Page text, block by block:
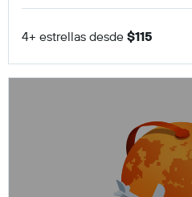
4+ estrellas desde $115